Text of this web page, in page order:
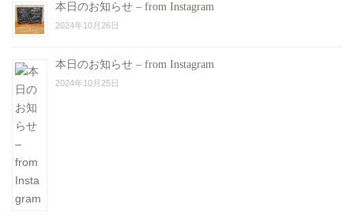
本日のお知らせ – from Instagram
2024年10月26日
本日のお知らせ – from Instagram
2024年10月25日